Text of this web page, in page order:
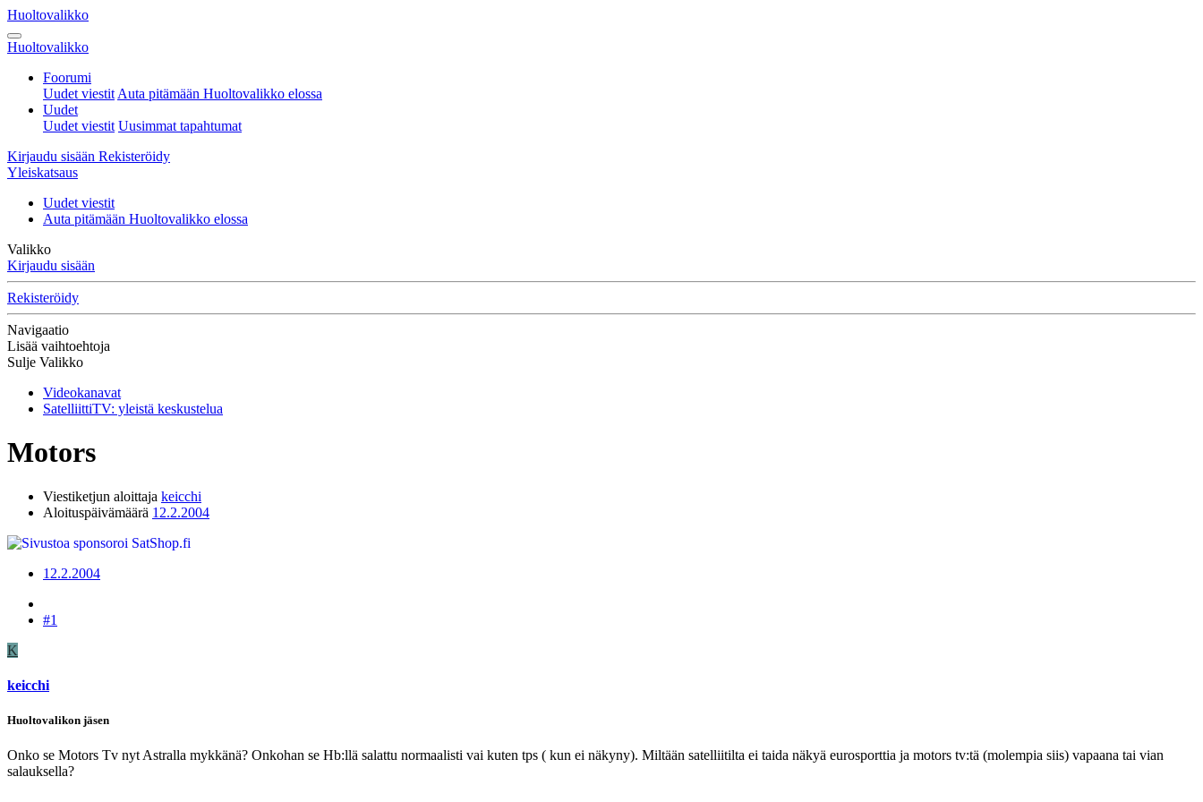
Huoltovalikko
Huoltovalikko
Foorumi
Uudet viestit Auta pitämään Huoltovalikko elossa
Uudet
Uudet viestit Uusimmat tapahtumat
Kirjaudu sisään Rekisteröidy
Yleiskatsaus
Uudet viestit
Auta pitämään Huoltovalikko elossa
Valikko
Kirjaudu sisään
Rekisteröidy
Navigaatio
Lisää vaihtoehtoja
Sulje Valikko
Videokanavat
SatelliittiTV: yleistä keskustelua
Motors
Viestiketjun aloittaja keicchi
Aloituspäivämäärä 12.2.2004
12.2.2004
#1
K
keicchi
Huoltovalikon jäsen
Onko se Motors Tv nyt Astralla mykkänä? Onkohan se Hb:llä salattu normaalisti vai kuten tps ( kun ei näkyny). Miltään satelliitilta ei taida näkyä eurosporttia ja motors tv:tä (molempia siis) vapaana tai vian
salauksella?